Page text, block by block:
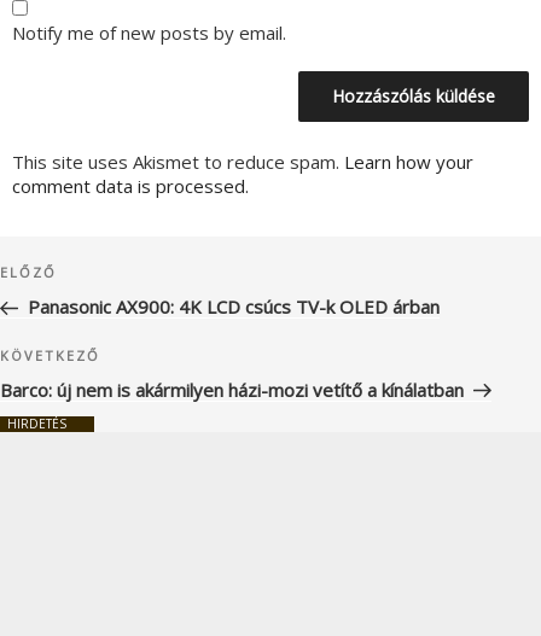
Notify me of new posts by email.
This site uses Akismet to reduce spam. Learn how your
comment data is processed.
navigáció
Korábbi
bejegyzés
ELŐZŐ
Panasonic AX900: 4K LCD csúcs TV-k OLED árban
Következő
bejegyzés
KÖVETKEZŐ
Barco: új nem is akármilyen házi-mozi vetítő a kínálatban
HIRDETÉS